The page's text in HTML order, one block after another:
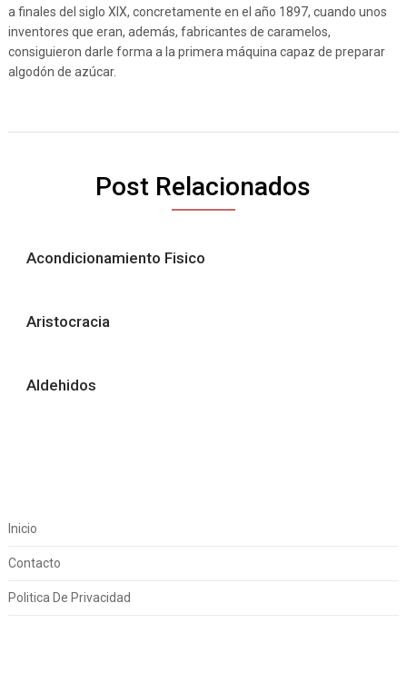
a finales del siglo XIX, concretamente en el año 1897, cuando unos
inventores que eran, además, fabricantes de caramelos,
consiguieron darle forma a la primera máquina capaz de preparar
algodón de azúcar.
Post Relacionados
Acondicionamiento Fisico
Aristocracia
Aldehidos
Inicio
Contacto
Politica De Privacidad